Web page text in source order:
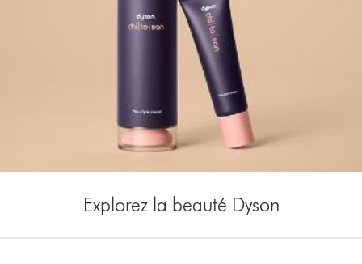
Explorez la beauté Dyson